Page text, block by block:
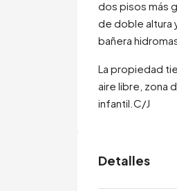
dos pisos más
de doble altura
bañera
La propiedad
aire libre, zona
infantil.C/J
Detalles